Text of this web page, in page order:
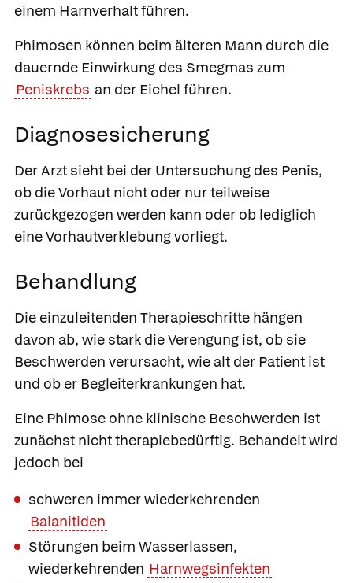
einem Harnverhalt führen.
Phimosen können beim älteren Mann durch die
dauernde Einwirkung des Smegmas zum
Peniskrebs an der Eichel führen.
Diagnosesicherung
Der Arzt sieht bei der Untersuchung des Penis,
ob die Vorhaut nicht oder nur teilweise
zurückgezogen werden kann oder ob lediglich
eine Vorhautverklebung vorliegt.
Behandlung
Die einzuleitenden Therapieschritte hängen
davon ab, wie stark die Verengung ist, ob sie
Beschwerden verursacht, wie alt der Patient ist
und ob er Begleiterkrankungen hat.
Eine Phimose ohne klinische Beschwerden ist
zunächst nicht therapiebedürftig. Behandelt wird
jedoch bei
schweren immer wiederkehrenden
Balanitiden
Störungen beim Wasserlassen,
wiederkehrenden Harnwegsinfekten